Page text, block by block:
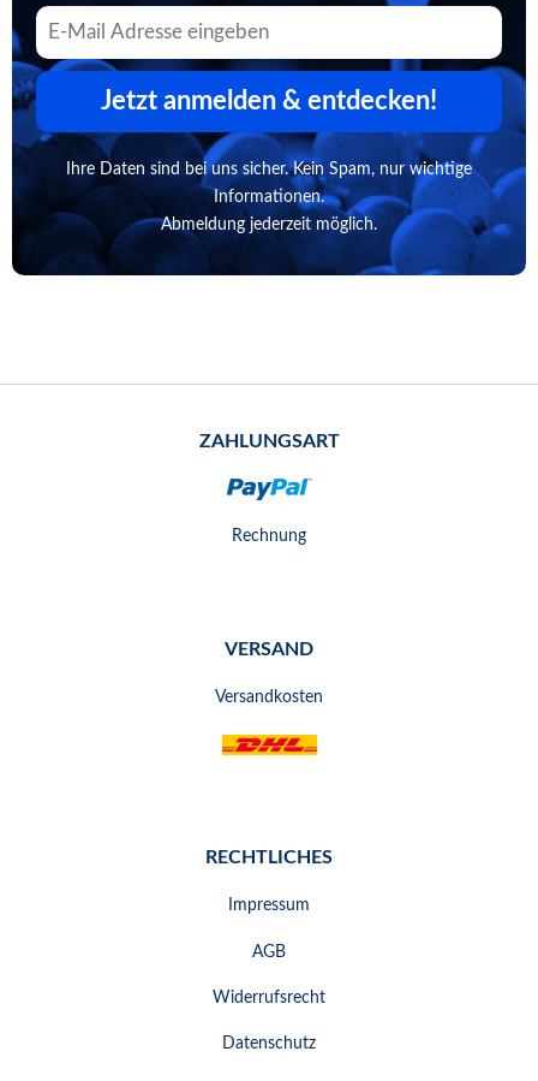
Jetzt anmelden & entdecken!
Ihre Daten sind bei uns sicher. Kein Spam, nur wichtige
Informationen.
Abmeldung jederzeit möglich.
ZAHLUNGSART
Rechnung
VERSAND
Versandkosten
RECHTLICHES
Impressum
AGB
Widerrufsrecht
Datenschutz